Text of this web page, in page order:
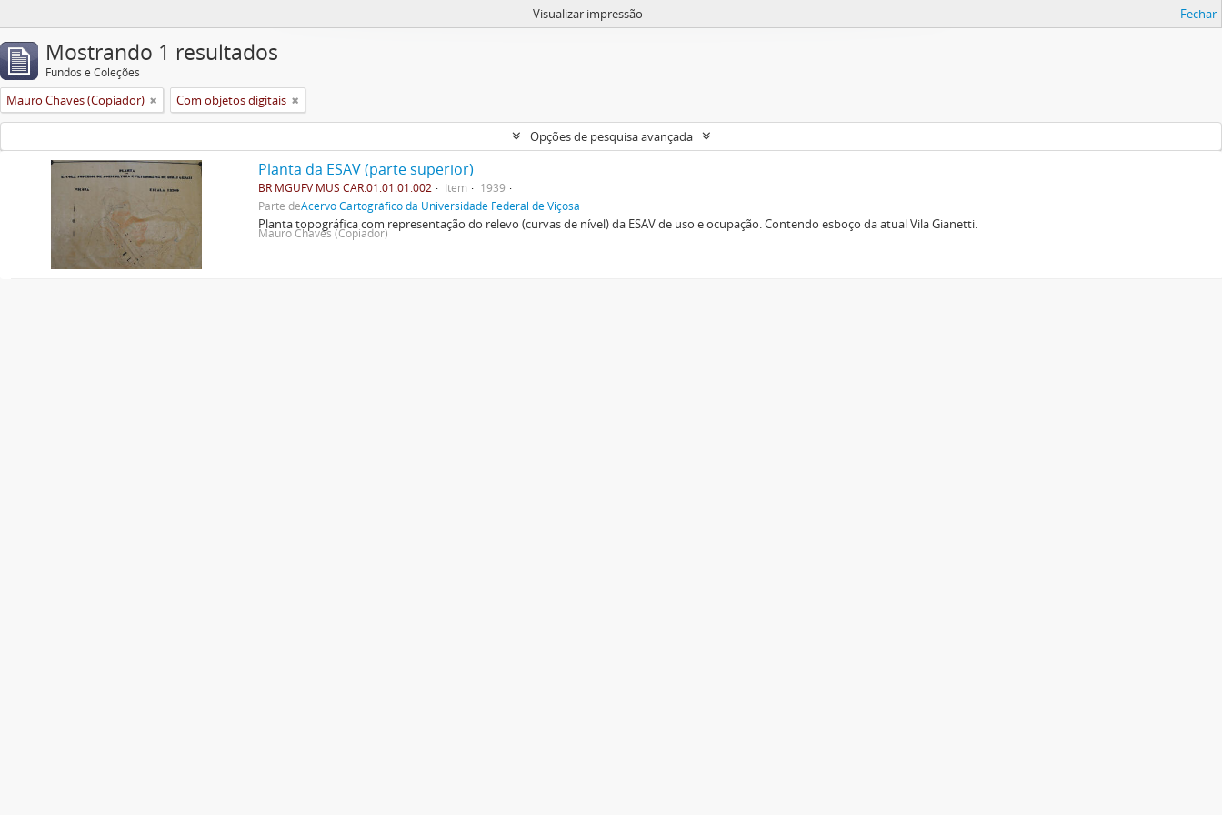
Visualizar impressão Fechar
Mostrando 1 resultados
Fundos e Coleções
Mauro Chaves (Copiador) Com objetos digitais
Opções de pesquisa avançada
Planta da ESAV (parte superior)
BR MGUFV MUS CAR.01.01.01.002 Item
1939
Parte deAcervo Cartográfico da Universidade Federal de Viçosa
Planta topográfica com representação do relevo (curvas de nível) da ESAV de uso e ocupação. Contendo esboço da atual Vila Gianetti.
Mauro Chaves (Copiador)